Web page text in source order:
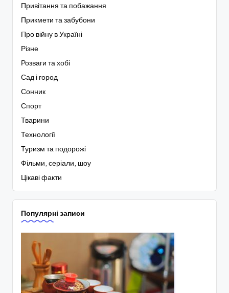
Привітання та побажання
Прикмети та забубони
Про війну в Україні
Різне
Розваги та хобі
Сад і город
Сонник
Спорт
Тварини
Технології
Туризм та подорожі
Фільми, серіали, шоу
Цікаві факти
Популярні записи